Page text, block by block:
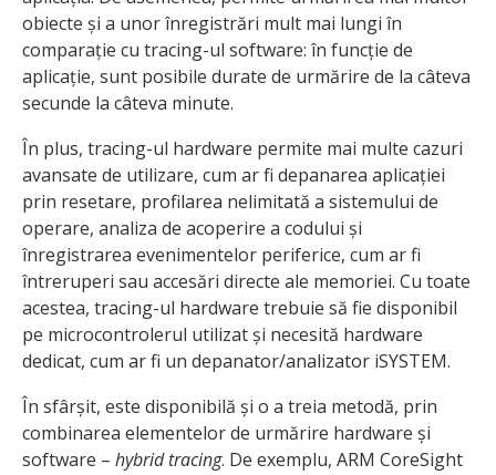
obiecte și a unor înregistrări mult mai lungi în
comparație cu tracing-ul software: în funcție de
aplicație, sunt posibile durate de urmărire de la câteva
secunde la câteva minute.
În plus, tracing-ul hardware permite mai multe cazuri
avansate de utilizare, cum ar fi depanarea aplicației
prin resetare, profilarea nelimitată a sistemului de
operare, analiza de acoperire a codului și
înregistrarea evenimentelor periferice, cum ar fi
întreruperi sau accesări directe ale memoriei. Cu toate
acestea, tracing-ul hardware trebuie să fie disponibil
pe microcontrolerul utilizat și necesită hardware
dedicat, cum ar fi un depanator/analizator iSYSTEM.
În sfârșit, este disponibilă și o a treia metodă, prin
combinarea elementelor de urmărire hardware și
software – hybrid tracing. De exemplu, ARM CoreSight